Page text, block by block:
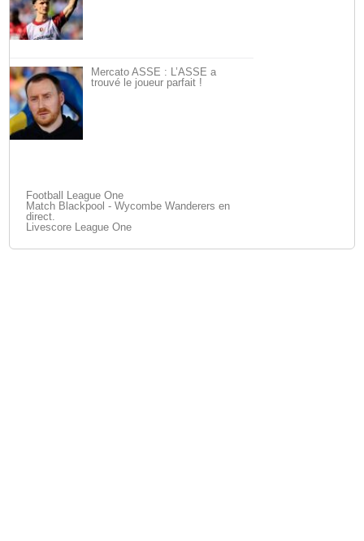
Mercato ASSE : L’ASSE a
trouvé le joueur parfait !
Football League One
Match Blackpool - Wycombe Wanderers en
direct.
Livescore League One